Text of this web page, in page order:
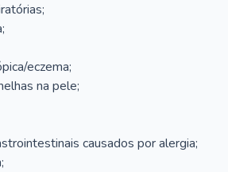
eczema;
na pele;
causados por alergia;